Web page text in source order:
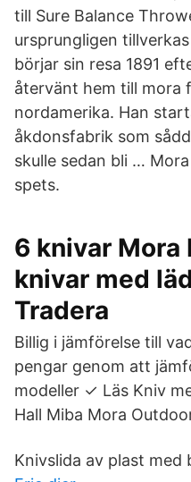
till Sure Balance
ursprungligen
börjar sin resa 1891
återvänt hem till mora
nordamerika. Han
åkdonsfabrik som
skulle sedan bli …
spets.
6 knivar Mora
knivar med
Tradera
Billig i jämförelse till
pengar genom att
modeller ✓ Läs Kniv
Hall Miba Mora
Knivslida av plast med